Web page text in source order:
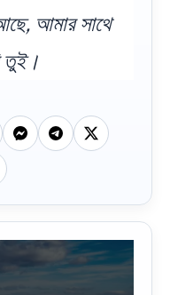
আমার সাথে
তুই।